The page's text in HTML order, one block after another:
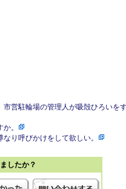
営駐輪場の管理人が吸殻ひろいを
。
り呼びかけをして欲しい。
したか？